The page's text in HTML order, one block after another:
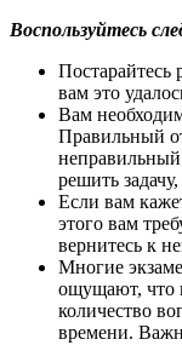
Воспользуйтесь
Постарайтесь
вам это
Вам
Правильный
решить задачу,
Если вам
этого вам
вернитесь к
Многие
ощущают, что
количество
времени.